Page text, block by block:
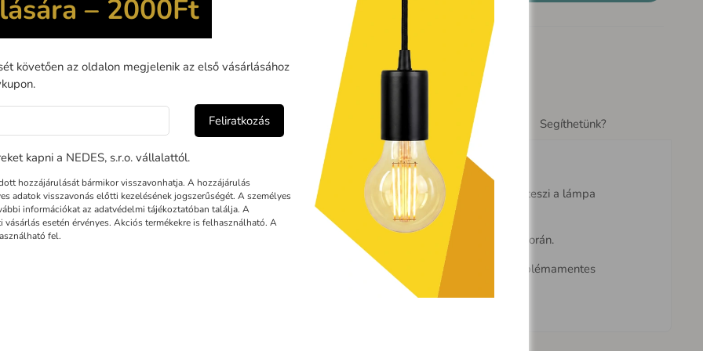
Watchdog Add to wishlist Share
Letölthető Segíthetünk?
LNL127LED világítótesthez tartozó felfüggesztő tartozék tartalmaz egy zsinórt, amely lehetővé teszi a lámpa
a plafonra.
rugalmasságot biztosít a felhasználó igényeihez és a világítási követelményekhez igazodó telepítés során.
úgy tervezték, hogy megbízható tartást és stabilitást biztosítson, miközben egyszerű és problémamentes
könnyű hozzáférést tesz lehetővé a lámpa karbantartása és cseréje céljából.